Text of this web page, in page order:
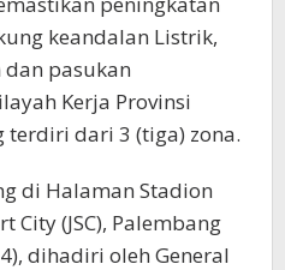
keandalan Listrik,
pasukan
Kerja Provinsi
terdiri dari 3 (tiga) zona.
di Halaman Stadion
City (JSC), Palembang
dihadiri oleh General